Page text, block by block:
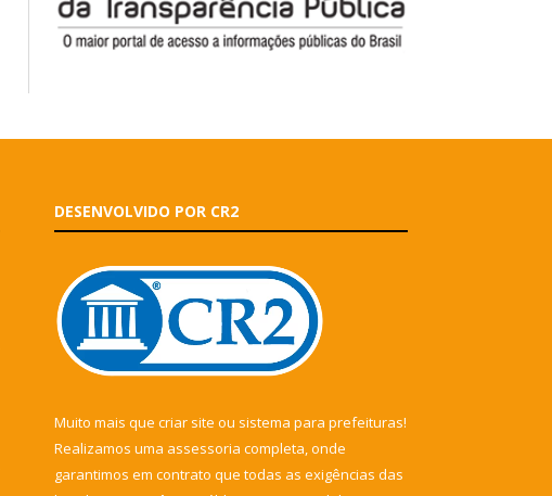
DESENVOLVIDO POR CR2
Muito mais que criar site ou sistema para prefeituras!
Realizamos uma assessoria completa, onde
garantimos em contrato que todas as exigências das